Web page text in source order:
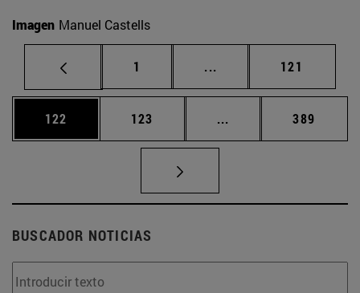
Imagen Manuel Castells
Página
1 ... Páginas intermedias
Página
121
Página
122 Página
123 ... Páginas intermedias
Página
389
BUSCADOR NOTICIAS